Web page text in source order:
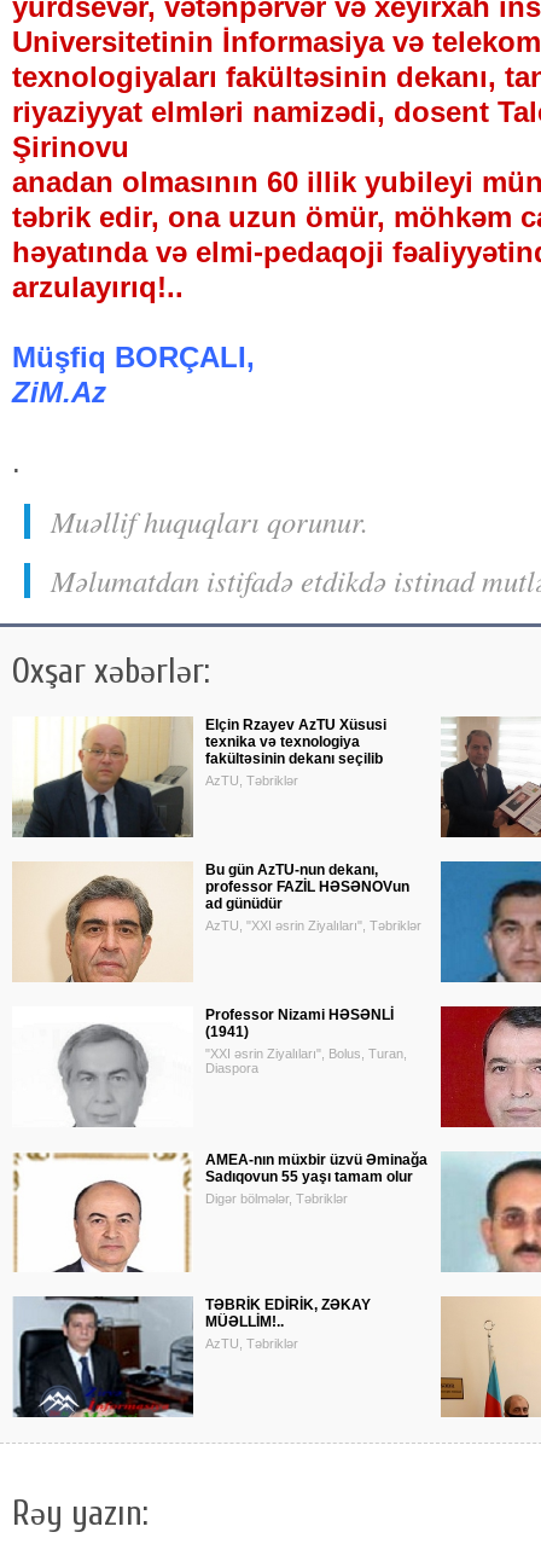
yurdsevər, vətənpərvər və xeyirxah
Universitetinin İnformasiya və
texnologiyaları fakültəsinin dekanı,
riyaziyyat elmləri namizədi, dosent
Şirinovu
anadan olmasının 60 illik yubileyi
təbrik edir, ona uzun ömür, möhkəm
həyatında və elmi-pedaqoji
arzulayırıq!..
Müşfiq BORÇALI,
ZiM.Az
.
Muəllif huquqları qorunur.
Məlumatdan istifadə etdikdə istinad
Oxşar xəbərlər:
Elçin Rzayev AzTU Xüsusi
texnika və texnologiya
fakültəsinin dekanı seçilib
AzTU, Təbriklər
Bu gün AzTU-nun dekanı,
professor FAZİL HƏSƏNOVun
ad günüdür
AzTU, "XXI əsrin Ziyalıları", Təbriklər
Professor Nizami HƏSƏNLİ
(1941)
"XXI əsrin Ziyalıları", Bolus, Turan,
Diaspora
AMEA-nın müxbir üzvü Əminağa
Sadıqovun 55 yaşı tamam olur
Digər bölmələr, Təbriklər
TƏBRİK EDİRİK, ZƏKAY
MÜƏLLİM!..
AzTU, Təbriklər
Rəy yazın: